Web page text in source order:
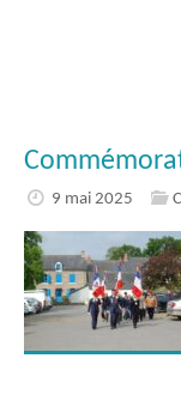
9 mai 2025